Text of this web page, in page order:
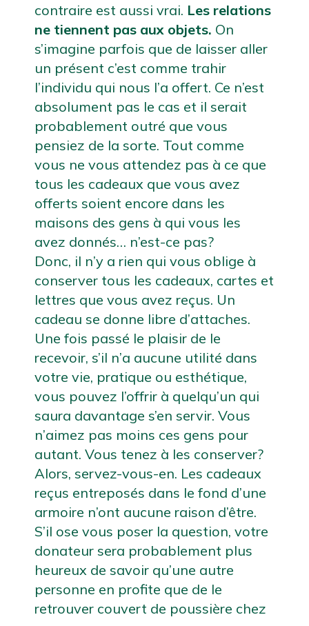
contraire est aussi vrai. Les relations
ne tiennent pas aux objets. On
s’imagine parfois que de laisser aller
un présent c’est comme trahir
l’individu qui nous l’a offert. Ce n’est
absolument pas le cas et il serait
probablement outré que vous
pensiez de la sorte. Tout comme
vous ne vous attendez pas à ce que
tous les cadeaux que vous avez
offerts soient encore dans les
maisons des gens à qui vous les
avez donnés… n’est-ce pas?
Donc, il n’y a rien qui vous oblige à
conserver tous les cadeaux, cartes et
lettres que vous avez reçus. Un
cadeau se donne libre d’attaches.
Une fois passé le plaisir de le
recevoir, s’il n’a aucune utilité dans
votre vie, pratique ou esthétique,
vous pouvez l’offrir à quelqu’un qui
saura davantage s’en servir. Vous
n’aimez pas moins ces gens pour
autant. Vous tenez à les conserver?
Alors, servez-vous-en. Les cadeaux
reçus entreposés dans le fond d’une
armoire n’ont aucune raison d’être.
S’il ose vous poser la question, votre
donateur sera probablement plus
heureux de savoir qu’une autre
personne en profite que de le
retrouver couvert de poussière chez